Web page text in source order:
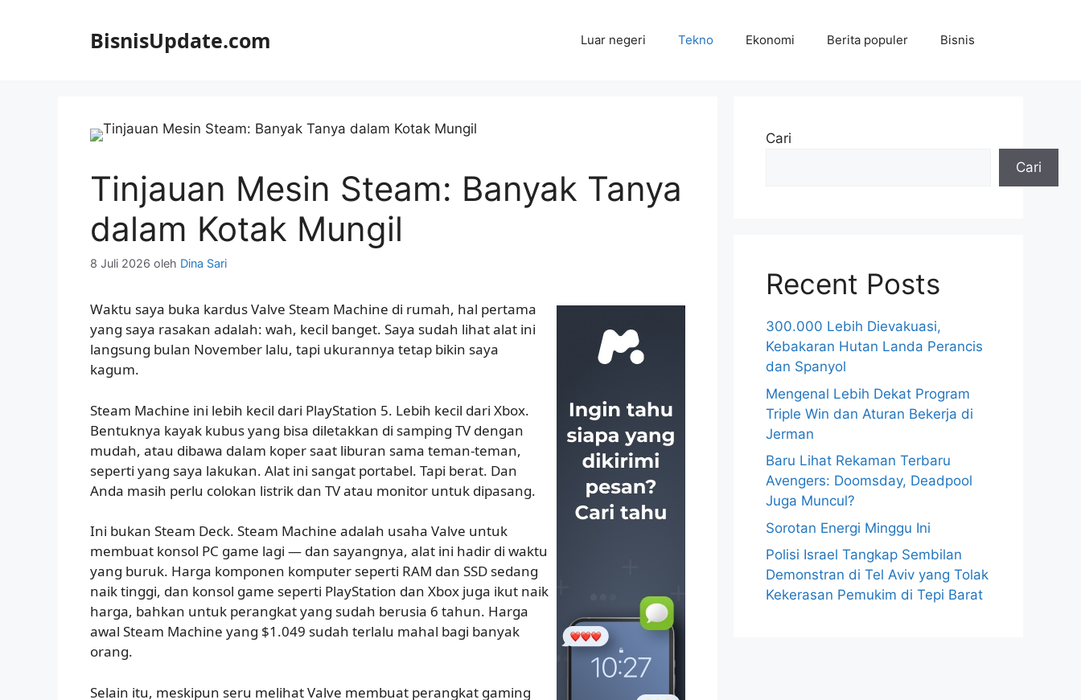
BisnisUpdate.com Luar negeri Tekno Ekonomi Berita populer Bisnis
Tinjauan Mesin Steam: Banyak Tanya
dalam Kotak Mungil
8 Juli 2026 oleh Dina Sari
Waktu saya buka kardus Valve Steam Machine di rumah, hal pertama
yang saya rasakan adalah: wah, kecil banget. Saya sudah lihat alat ini
langsung bulan November lalu, tapi ukurannya tetap bikin saya
kagum.
Steam Machine ini lebih kecil dari PlayStation 5. Lebih kecil dari Xbox.
Bentuknya kayak kubus yang bisa diletakkan di samping TV dengan
mudah, atau dibawa dalam koper saat liburan sama teman-teman,
seperti yang saya lakukan. Alat ini sangat portabel. Tapi berat. Dan
Anda masih perlu colokan listrik dan TV atau monitor untuk dipasang.
Ini bukan Steam Deck. Steam Machine adalah usaha Valve untuk
membuat konsol PC game lagi — dan sayangnya, alat ini hadir di waktu
yang buruk. Harga komponen komputer seperti RAM dan SSD sedang
naik tinggi, dan konsol game seperti PlayStation dan Xbox juga ikut naik
harga, bahkan untuk perangkat yang sudah berusia 6 tahun. Harga
awal Steam Machine yang $1.049 sudah terlalu mahal bagi banyak
orang.
Selain itu, meskipun seru melihat Valve membuat perangkat gaming
Cari
Cari
Recent Posts
300.000 Lebih Dievakuasi,
Kebakaran Hutan Landa Perancis
dan Spanyol
Mengenal Lebih Dekat Program
Triple Win dan Aturan Bekerja di
Jerman
Baru Lihat Rekaman Terbaru
Avengers: Doomsday, Deadpool
Juga Muncul?
Sorotan Energi Minggu Ini
Polisi Israel Tangkap Sembilan
Demonstran di Tel Aviv yang Tolak
Kekerasan Pemukim di Tepi Barat